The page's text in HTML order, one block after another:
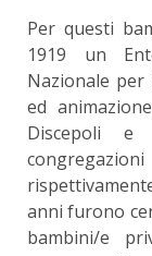
Per questi
1919 un
Nazionale per
ed
Discepoli e
anni furono
bambini/e